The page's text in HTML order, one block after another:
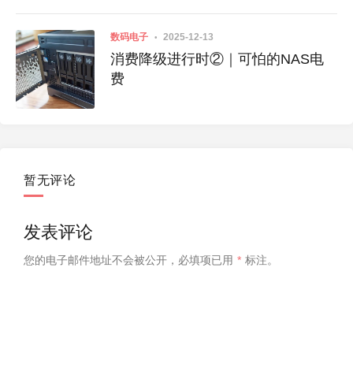
数码电子 2025-12-13
消费降级进行时②｜可怕的NAS电
费
暂无评论
发表评论
您的电子邮件地址不会被公开， 必填项已用 * 标注。